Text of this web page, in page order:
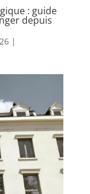
: guide
depuis
|